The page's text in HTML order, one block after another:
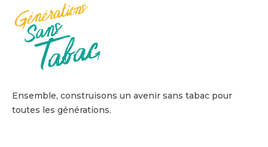
Ensemble, construisons un avenir sans tabac pour
toutes les générations.